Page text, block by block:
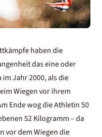
haben die
das eine oder
Jahr 2000, als die
Wiegen vor ihrem
Ende wog die Athletin 50
52 Kilogramm – da
vor dem Wiegen die